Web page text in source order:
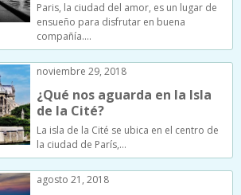
Paris, la ciudad del amor, es un lugar de
ensueño para disfrutar en buena
compañía.…
noviembre 29, 2018
¿Qué nos aguarda en la Isla
de la Cité?
La isla de la Cité se ubica en el centro de
la ciudad de París,…
agosto 21, 2018